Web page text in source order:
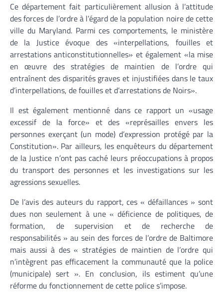
Ce département fait particulièrement allusion à l’attitude
des forces de l’ordre à l’égard de la population noire de cette
ville du Maryland. Parmi ces comportements, le ministère
de la Justice évoque des «interpellations, fouilles et
arrestations anticonstitutionnelles» et également «la mise
en œuvre des stratégies de maintien de l’ordre qui
entraînent des disparités graves et injustifiées dans le taux
d’interpellations, de fouilles et d’arrestations de Noirs».
Il est également mentionné dans ce rapport un «usage
excessif de la force» et des «représailles envers les
personnes exerçant (un mode) d’expression protégé par la
Constitution». Par ailleurs, les enquêteurs du département
de la Justice n’ont pas caché leurs préoccupations à propos
du transport des personnes et les investigations sur les
agressions sexuelles.
De l’avis des auteurs du rapport, ces « défaillances » sont
dues non seulement à une « déficience de politiques, de
formation, de supervision et de recherche de
responsabilités » au sein des forces de l’ordre de Baltimore
mais aussi à des « stratégies de maintien de l’ordre qui
n’intègrent pas efficacement la communauté que la police
(municipale) sert ». En conclusion, ils estiment qu’une
réforme du fonctionnement de cette police s’impose.